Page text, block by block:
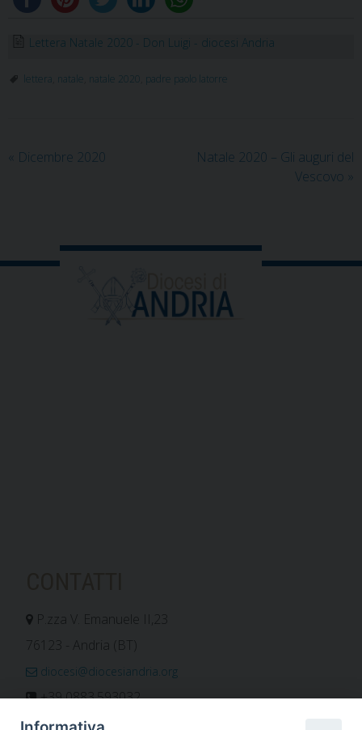
Lettera Natale 2020 - Don Luigi - diocesi Andria
lettera natale natale 2020 padre paolo latorre
« Dicembre 2020
Natale 2020 – Gli auguri del
Vescovo »
P.zza V. Emanuele II,23
76123 - Andria (BT)
diocesi@diocesiandria.org
+39 0883.593032
+39 0883.592596